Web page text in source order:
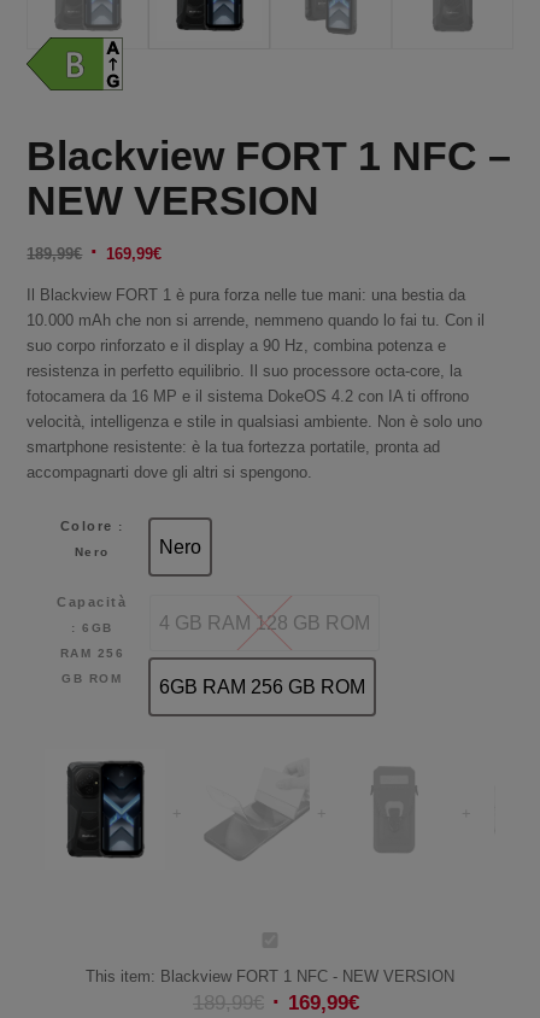
Blackview FORT 1 NFC –
NEW VERSION
189,99€ Il
originale
era:
189,99€.
169,99€Il
attuale
è:
169,99€.
Il Blackview FORT 1 è pura forza nelle tue mani: una bestia da
10.000 mAh che non si arrende, nemmeno quando lo fai tu. Con il
suo corpo rinforzato e il display a 90 Hz, combina potenza e
resistenza in perfetto equilibrio. Il suo processore octa-core, la
fotocamera da 16 MP e il sistema DokeOS 4.2 con IA ti offrono
velocità, intelligenza e stile in qualsiasi ambiente. Non è solo uno
smartphone resistente: è la tua fortezza portatile, pronta ad
accompagnarti dove gli altri si spengono.
Colore
:
Nero
Nero
Nero
Capacità
: 6GB
RAM 256
GB ROM
4 GB RAM 128 GB ROM
4 GB RAM 128 GB ROM
6GB RAM 256 GB ROM
6GB RAM 256 GB ROM
NFC
This item: Blackview FORT 1 NFC - NEW VERSION
189,99€ 169,99€